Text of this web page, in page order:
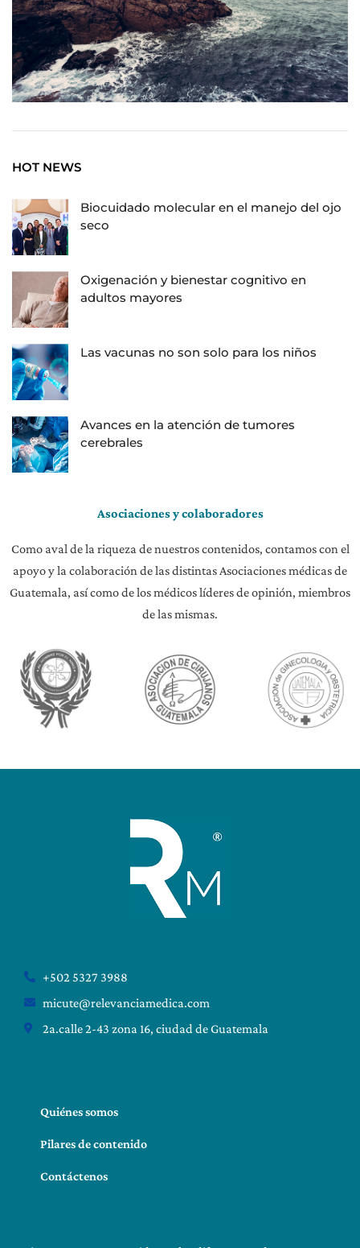
HOT NEWS
Biocuidado molecular en el manejo del ojo
seco
Oxigenación y bienestar cognitivo en
adultos mayores
Las vacunas no son solo para los niños
Avances en la atención de tumores
cerebrales
Asociaciones y colaboradores
Como aval de la riqueza de nuestros contenidos, contamos con el
apoyo y la colaboración de las distintas Asociaciones médicas de
Guatemala, así como de los médicos líderes de opinión, miembros
de las mismas.
+502 5327 3988
micute@relevanciamedica.com
2a.calle 2-43 zona 16, ciudad de Guatemala
Quiénes somos
Pilares de contenido
Contáctenos